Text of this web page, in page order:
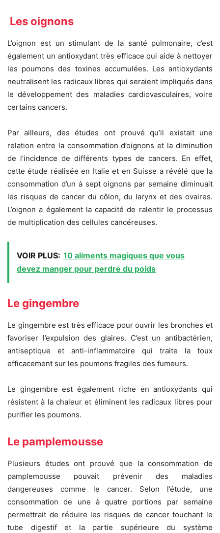
Les oignons
L’oignon est un stimulant de la santé pulmonaire, c’est
également un antioxydant très efficace qui aide à nettoyer
les poumons des toxines accumulées. Les antioxydants
neutralisent les radicaux libres qui seraient impliqués dans
le développement des maladies cardiovasculaires, voire
certains cancers.
Par ailleurs, des études ont prouvé qu’il existait une
relation entre la consommation d’oignons et la diminution
de l’incidence de différents types de cancers. En effet,
cette étude réalisée en Italie et en Suisse a révélé que la
consommation d’un à sept oignons par semaine diminuait
les risques de cancer du côlon, du larynx et des ovaires.
L’oignon a également la capacité de ralentir le processus
de multiplication des cellules cancéreuses.
VOIR PLUS: 10 aliments magiques que vous
devez manger pour perdre du poids
Le gingembre
Le gingembre est très efficace pour ouvrir les bronches et
favoriser l’expulsion des glaires. C’est un antibactérien,
antiseptique et anti-inflammatoire qui traite la toux
efficacement sur les poumons fragiles des fumeurs.
Le gingembre est également riche en antioxydants qui
résistent à la chaleur et éliminent les radicaux libres pour
purifier les poumons.
Le pamplemousse
Plusieurs études ont prouvé que la consommation de
pamplemousse pouvait prévenir des maladies
dangereuses comme le cancer. Selon l’étude, une
consommation de une à quatre portions par semaine
permettrait de réduire les risques de cancer touchant le
tube digestif et la partie supérieure du système